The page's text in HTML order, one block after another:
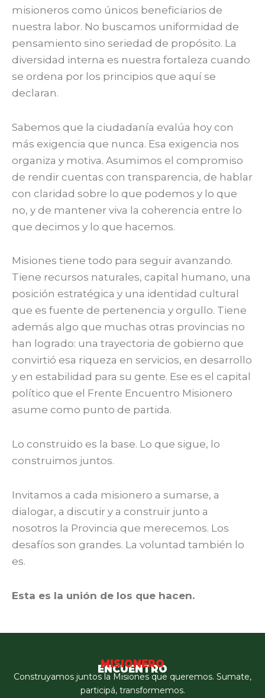
misioneros como únicos beneficiarios de
nuestra labor. No buscamos uniformidad de
pensamiento sino seriedad de propósito. La
diversidad interna es nuestra fortaleza cuando
se ordena por los principios que aquí se
declaran.
Sabemos que la ciudadanía evalúa hoy con
más exigencia que nunca. Esa exigencia nos
organiza y motiva. Asumimos el compromiso
de rendir cuentas con transparencia, de hablar
con claridad sobre lo que podemos y lo que
no, y de mantener viva la coherencia entre lo
que decimos y lo que hacemos.
Misiones tiene todo para seguir avanzando.
Tiene recursos naturales, capital humano, una
posición estratégica y una identidad cultural
que es fuente de pertenencia y orgullo. Tiene
además algo que muchas otras provincias no
han logrado: una trayectoria de gobierno que
convirtió esa riqueza en servicios, en desarrollo
y en estabilidad para su gente. Ese es el capital
político que el Frente Encuentro Misionero
asume como punto de partida.
Lo construido es la base. Lo que sigue, lo
construimos juntos.
Invitamos a cada misionero a sumarse, a
dialogar, a discutir y a construir junto a
nosotros la Provincia que merecemos. Los
desafíos son grandes. La voluntad también lo
es.
Esta es la unión de los que hacen.
ENCUENTRO
MISIONERO
Construyamos juntos la Misiones que queremos. Sumate,
participá, transformemos.